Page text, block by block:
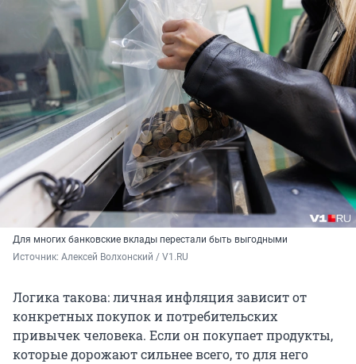
Для многих банковские вклады перестали быть выгодными
Источник: Алексей Волхонский / V1.RU
Логика такова: личная инфляция зависит от
конкретных покупок и потребительских
привычек человека. Если он покупает продукты,
которые дорожают сильнее всего, то для него